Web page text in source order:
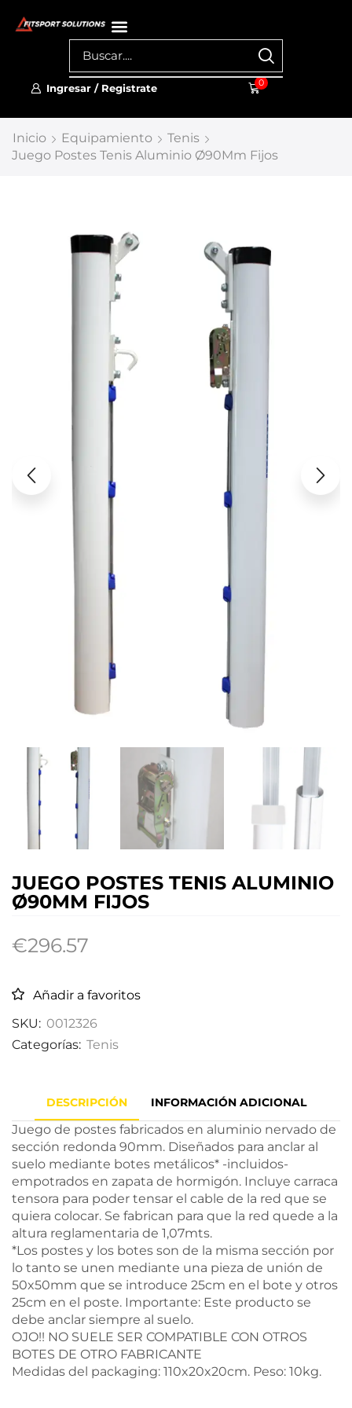
Ingresar / Registrate 0
Inicio Equipamiento
Tenis
Juego Postes Tenis Aluminio Ø90Mm Fijos
JUEGO POSTES TENIS ALUMINIO
Ø90MM FIJOS
€296.57
Añadir a favoritos
SKU: 0012326
Categorías: Tenis
DESCRIPCIÓN INFORMACIÓN ADICIONAL
Juego de postes fabricados en aluminio nervado de
sección redonda 90mm. Diseñados para anclar al
suelo mediante botes metálicos* -incluidos-
empotrados en zapata de hormigón. Incluye carraca
tensora para poder tensar el cable de la red que se
quiera colocar. Se fabrican para que la red quede a la
altura reglamentaria de 1,07mts.
*Los postes y los botes son de la misma sección por
lo tanto se unen mediante una pieza de unión de
50x50mm que se introduce 25cm en el bote y otros
25cm en el poste. Importante: Este producto se
debe anclar siempre al suelo.
OJO!! NO SUELE SER COMPATIBLE CON OTROS
BOTES DE OTRO FABRICANTE
Medidas del packaging: 110x20x20cm. Peso: 10kg.